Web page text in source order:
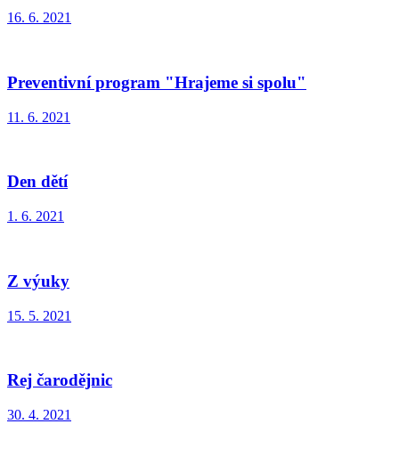
16. 6. 2021
Preventivní program "Hrajeme si spolu"
11. 6. 2021
Den dětí
1. 6. 2021
Z výuky
15. 5. 2021
Rej čarodějnic
30. 4. 2021